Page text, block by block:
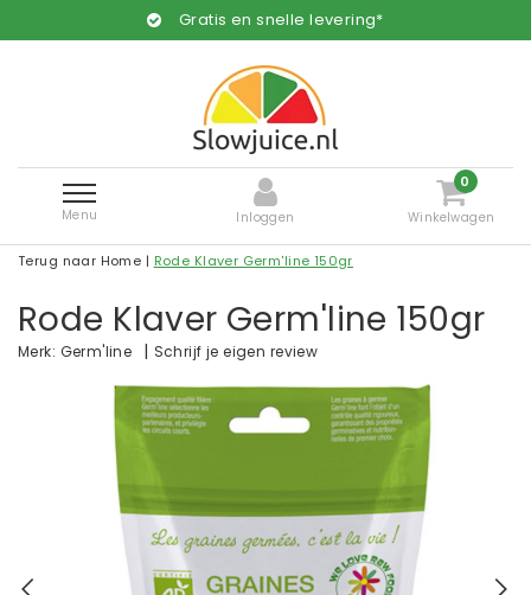
Gratis en snelle levering*
Menu Inloggen
0
Winkelwagen
Terug naar Home | Rode Klaver Germ'line 150gr
Rode Klaver Germ'line 150gr
Merk: Germ'line | Schrijf je eigen review